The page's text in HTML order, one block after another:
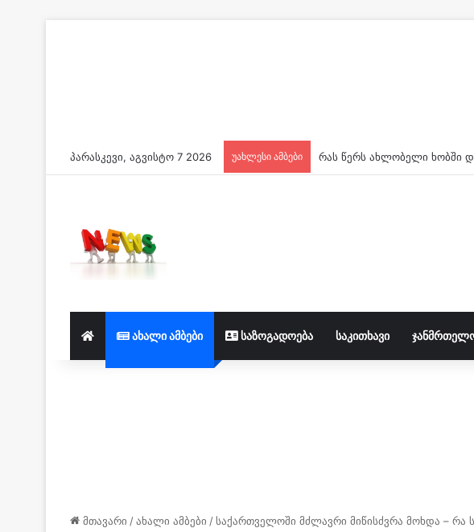
პარასკევი, აგვისტო 7 2026 უახლესი ამბები
ახალი ამბები საზოგადოება საკითხავი
მთავარი /ახალი ამბები /საქართველოში მძლავრი მიწისძვრა მოხდა – რა